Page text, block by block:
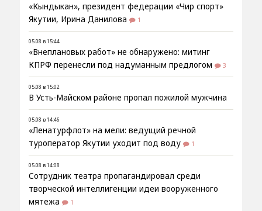
«Кындыкан», президент федерации «Чир спорт»
Якутии, Ирина Данилова
1
05.08 в 15:44
«Внеплановых работ» не обнаружено: митинг
КПРФ перенесли под надуманным предлогом
3
05.08 в 15:02
В Усть-Майском районе пропал пожилой мужчина
05.08 в 14:46
«Ленатурфлот» на мели: ведущий речной
туроператор Якутии уходит под воду
1
05.08 в 14:08
Сотрудник театра пропагандировал среди
творческой интеллигенции идеи вооруженного
мятежа
1